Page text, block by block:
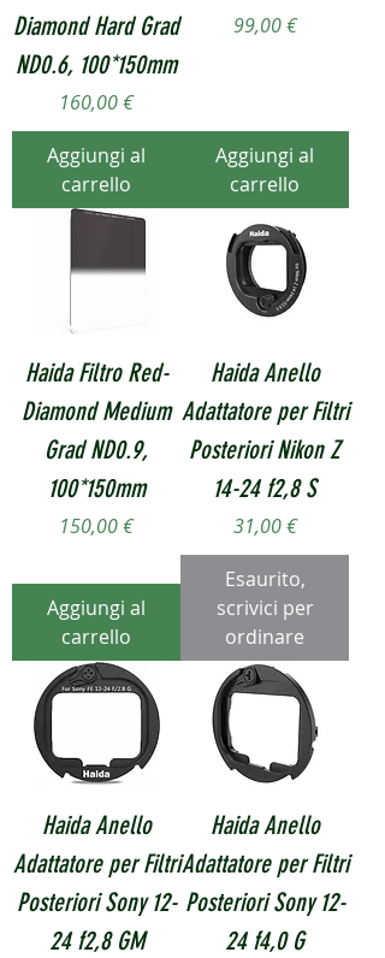
Diamond Hard Grad
ND0.6, 100*150mm
Prezzo
160,00 €
Aggiungi al
carrello
Prezzo
99,00 €
Aggiungi al
carrello
Haida Filtro Red-
Diamond Medium
Grad ND0.9,
100*150mm
Prezzo
150,00 €
Aggiungi al
carrello
Haida Anello
Adattatore per Filtri
Posteriori Nikon Z
14-24 f2,8 S
Prezzo
31,00 €
Esaurito,
scrivici per
ordinare
Haida Anello
Adattatore per Filtri
Posteriori Sony 12-
24 f2,8 GM
Haida Anello
Adattatore per Filtri
Posteriori Sony 12-
24 f4,0 G